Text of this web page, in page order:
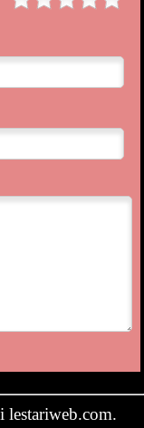
lestariweb.com.